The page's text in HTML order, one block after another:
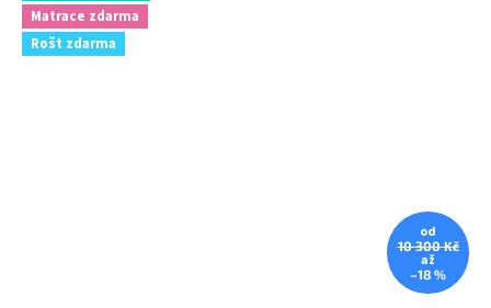
Matrace zdarma
Rošt zdarma
od
10 300 Kč
až
–18 %